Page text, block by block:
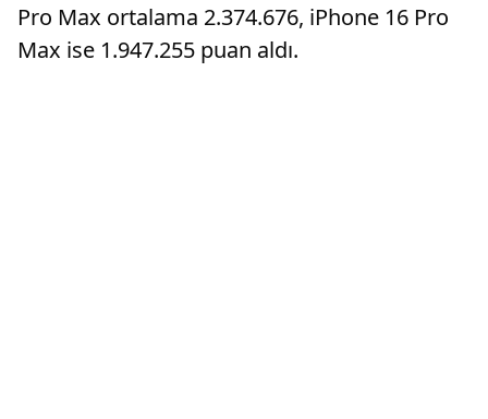
Pro Max ortalama 2.374.676, iPhone 16 Pro
Max ise 1.947.255 puan aldı.